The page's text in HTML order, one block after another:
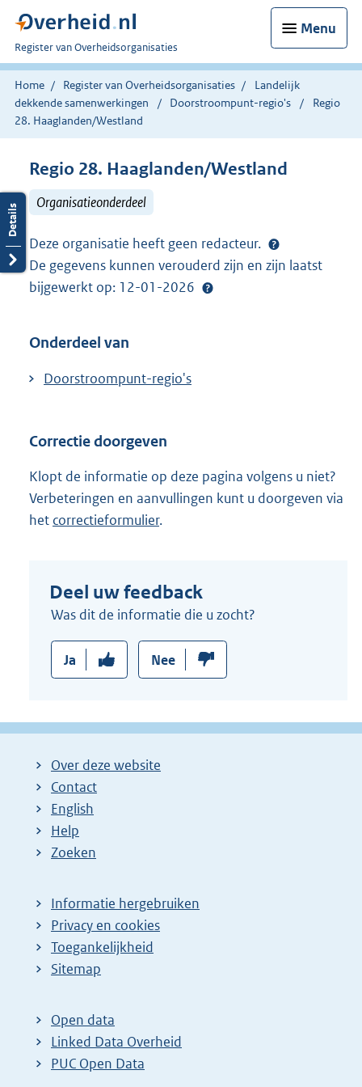
Menu
U
bent
nu
hier:
Register van Overheidsorganisaties
Home Register van Overheidsorganisaties
Landelijk
dekkende samenwerkingen
Doorstroompunt-regio's
Regio
28. Haaglanden/Westland
Regio 28. Haaglanden/Westland
Organisatieonderdeel
Deze organisatie heeft geen redacteur.
De gegevens kunnen verouderd zijn en zijn laatst
bijgewerkt op: 12-01-2026
Onderdeel van
Doorstroompunt-regio's
Correctie doorgeven
Klopt de informatie op deze pagina volgens u niet?
Verbeteringen en aanvullingen kunt u doorgeven via
het correctieformulier.
Deel uw feedback
Was dit de informatie die u zocht?
Ja Nee
Over deze website
Contact
English
Help
Zoeken
Informatie hergebruiken
Privacy en cookies
Toegankelijkheid
Sitemap
Open data
Linked Data Overheid
PUC Open Data